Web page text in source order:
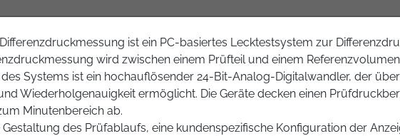
ist ein PC-basiertes Lecktestsystem zur
wird zwischen einem Prüfteil und einem
Systems ist ein hochauflösender 24-Bit-Analog-Digitalwandler, der
Wiederholgenauigkeit ermöglicht. Die Geräte decken einen
Minutenbereich ab.
des Prüfablaufs, eine kundenspezifische Konfiguration der